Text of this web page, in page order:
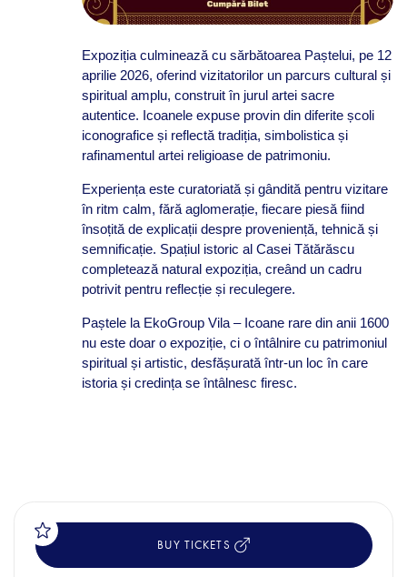
Expoziția culminează cu sărbătoarea Paștelui, pe 12
aprilie 2026, oferind vizitatorilor un parcurs cultural și
spiritual amplu, construit în jurul artei sacre
autentice. Icoanele expuse provin din diferite școli
iconografice și reflectă tradiția, simbolistica și
rafinamentul artei religioase de patrimoniu.
Experiența este curatoriată și gândită pentru vizitare
în ritm calm, fără aglomerație, fiecare piesă fiind
însoțită de explicații despre proveniență, tehnică și
semnificație. Spațiul istoric al Casei Tătărăscu
completează natural expoziția, creând un cadru
potrivit pentru reflecție și reculegere.
Paștele la EkoGroup Vila – Icoane rare din anii 1600
nu este doar o expoziție, ci o întâlnire cu patrimoniul
spiritual și artistic, desfășurată într-un loc în care
istoria și credința se întâlnesc firesc.
BUY TICKETS